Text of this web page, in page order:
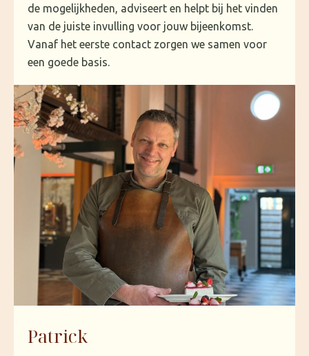
de mogelijkheden, adviseert en helpt bij het vinden
van de juiste invulling voor jouw bijeenkomst.
Vanaf het eerste contact zorgen we samen voor
een goede basis.
Patrick